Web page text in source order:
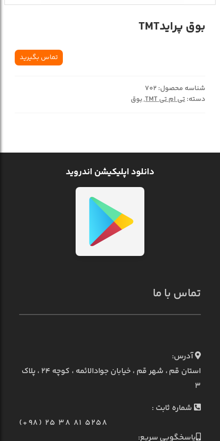
بوق پرايدTMT
تماس بگیرید
شناسه محصول: 702
دسته:تی ام تی TMT ,بوق
دانلود اپلیکیشن اندروید
تماس با ما
آدرس:
استان قم ، شهر قم ، خیابان جوادالائمه ، کوچه ۲۴ ، پلاک
۳
شماره ثابت :
(+98) 25 38 81 5258
پاسخگویی سریع: